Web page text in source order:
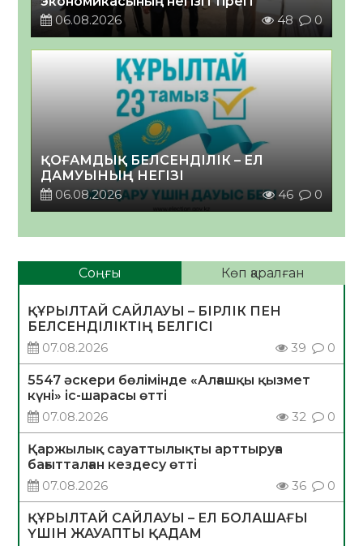
06.08.2026
48 0
ҚОҒАМДЫҚ БЕЛСЕНДІЛІК – ЕЛ
ДАМУЫНЫҢ НЕГІЗІ
06.08.2026
46 0
Соңғы Көп қаралған
ҚҰРЫЛТАЙ САЙЛАУЫ – БІРЛІК ПЕН
БЕЛСЕНДІЛІКТІҢ БЕЛГІСІ
07.08.2026
39 0
5547 әскери бөлімінде «Алғашқы қызмет
күні» іс-шарасы өтті
07.08.2026
32 0
Қаржылық сауаттылықты арттыруға
бағытталған кездесу өтті
07.08.2026
36 0
ҚҰРЫЛТАЙ САЙЛАУЫ – ЕЛ БОЛАШАҒЫ
ҮШІН ЖАУАПТЫ ҚАДАМ